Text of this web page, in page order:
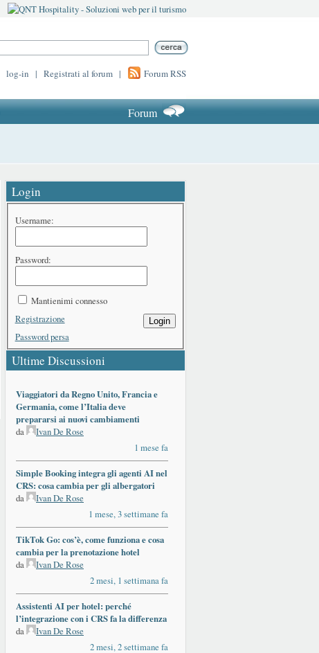
log-in | Registrati al forum | Forum RSS
Forum
Login
Username:
Password:
Mantienimi connesso
Login
Registrazione
Password persa
Ultime Discussioni
Viaggiatori da Regno Unito, Francia e
Germania, come l’Italia deve
prepararsi ai nuovi cambiamenti
da
Ivan De Rose
1 mese fa
Simple Booking integra gli agenti AI nel
CRS: cosa cambia per gli albergatori
da
Ivan De Rose
1 mese, 3 settimane fa
TikTok Go: cos’è, come funziona e cosa
cambia per la prenotazione hotel
da
Ivan De Rose
2 mesi, 1 settimana fa
Assistenti AI per hotel: perché
l’integrazione con i CRS fa la differenza
da
Ivan De Rose
2 mesi, 2 settimane fa